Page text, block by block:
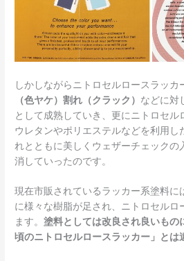
しかしながらニトロセルロースラッカ
（色ヤケ）割れ（クラック） などに対
として成熟していき、更にニトロセル
ウレタンやポリエステルなどを利用し
れとともに美しくウェザーチェックの
消していったのです。
現在市販されているラッカー系塗料に
に様々な樹脂が足され、ニトロセルロ
ます。塗料としては改良され良いもの
頃のニトロセルロースラッカー」とは